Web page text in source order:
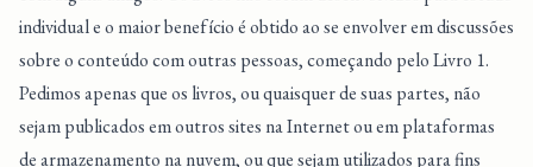
individual e o maior benefício é obtido ao se envolver em discussões
sobre o conteúdo com outras pessoas, começando pelo Livro 1.
Pedimos apenas que os livros, ou quaisquer de suas partes, não
sejam publicados em outros sites na Internet ou em plataformas
de armazenamento na nuvem, ou que sejam utilizados para fins